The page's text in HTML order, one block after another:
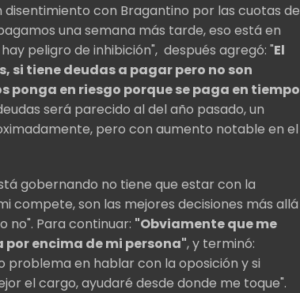
disentimiento con Bragantino por las cuotas de
una semana más tarde, eso está en
peligro de inhibición", después agregó: "El
si tiene deudas a pagar pero no son
ponga en riesgo porque se paga en tiempo
será parecido al del año pasado, un
pero con aumento notable en el
gobernando no tiene que estar con la
compete, son las mejores decisiones más allá
no". Para continuar: "Obviamente que me
encima de mi persona", y terminó:
problema en hablar con la oposición y si
el cargo, ayudaré desde donde me toque".